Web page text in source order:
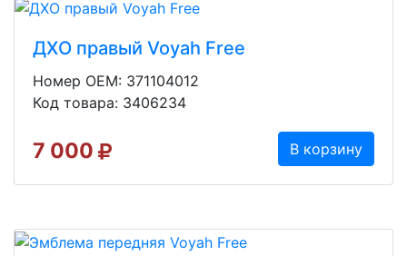
ДХО правый Voyah Free
Номер OEM: 371104012
Код товара: 3406234
7 000 В корзину